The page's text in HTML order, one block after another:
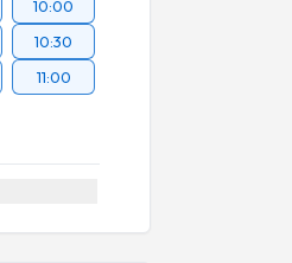
10:00
10:30
11:00